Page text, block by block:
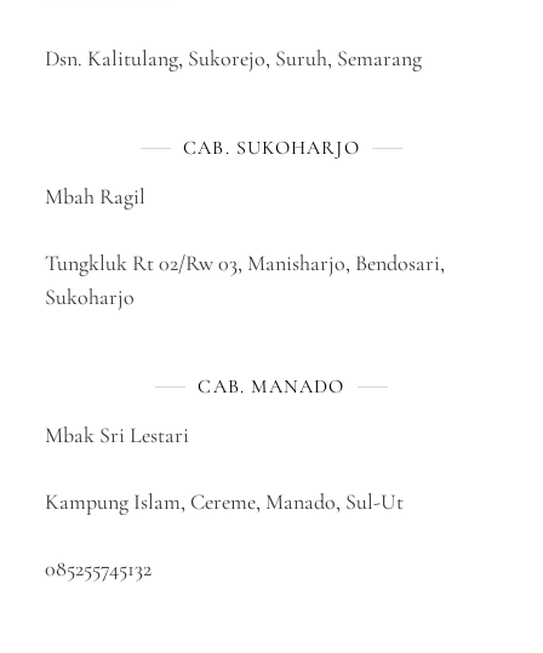
Dsn. Kalitulang, Sukorejo, Suruh, Semarang
CAB. SUKOHARJO
Mbah Ragil
Tungkluk Rt 02/Rw 03, Manisharjo, Bendosari,
Sukoharjo
CAB. MANADO
Mbak Sri Lestari
Kampung Islam, Cereme, Manado, Sul-Ut
085255745132